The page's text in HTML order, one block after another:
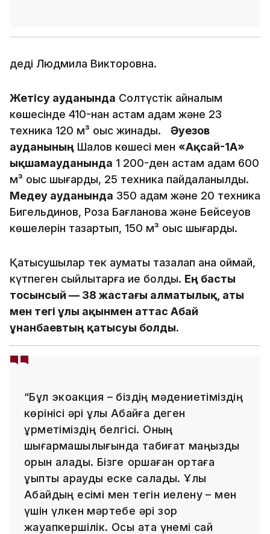
деді Людмила Викторовна.
Жетісу ауданында Солтүстік айналым
көшесінде 410-нан астам адам және 23
техника 120 м³ қоқыс жинады. Әуезов
ауданының Шалов көшесі мен «Ақсай-1А»
ықшамауданында 1 200-ден астам адам 600
м³ қоқыс шығарды, 25 техника пайдаланылды.
Медеу ауданында 350 адам және 20 техника
Бигельдинов, Роза Бағланова және Бейсеуов
көшелерін тазартып, 150 м³ қоқыс шығарды.
Қатысушылар тек аумақты тазалап қана қоймай,
күтпеген сыйлықтарға ие болды. Ең басты
тосынсый — 38 жастағы алматылық, аты
мен тегі ұлы ақынмен аттас Абай
Құнанбаевтың қатысуы болды.
“Бұл экоакция – біздің мәдениетіміздің
көрінісі әрі ұлы Абайға деген
құрметіміздің белгісі. Оның
шығармашылығында табиғат маңызды
орын алады. Бізге қоршаған ортаға
ұқыпты қарауды еске салады. Ұлы
Абайдың есімі мен тегін иелену – мен
үшін үлкен мәртебе әрі зор
жауапкершілік. Осы атқа үнемі сай